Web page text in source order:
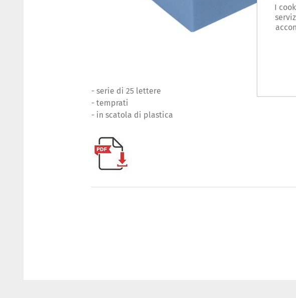
- serie di 25 lettere
- temprati
- in scatola di plastica
I